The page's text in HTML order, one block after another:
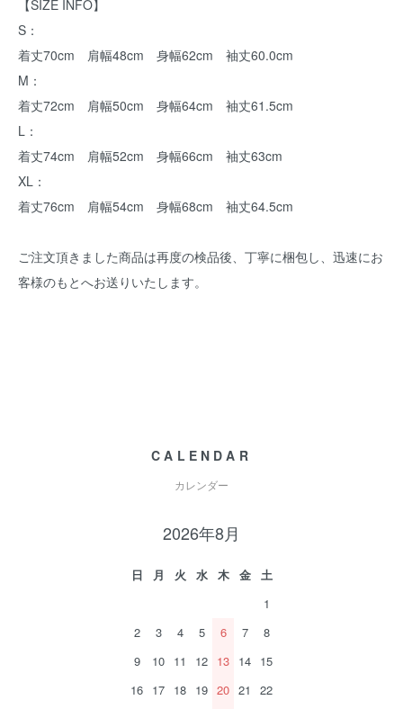
【SIZE INFO】
S：
着丈70cm 肩幅48cm 身幅62cm 袖丈60.0cm
M：
着丈72cm 肩幅50cm 身幅64cm 袖丈61.5cm
L：
着丈74cm 肩幅52cm 身幅66cm 袖丈63cm
XL：
着丈76cm 肩幅54cm 身幅68cm 袖丈64.5cm
ご注文頂きました商品は再度の検品後、丁寧に梱包し、迅速にお
客様のもとへお送りいたします。
CALENDAR
カレンダー
2026年8月
日 月 火 水 木 金
土
1
2
3 4 5 6 7
8
9
10 11 12 13 14 15
16 17 18 19 20 21
22